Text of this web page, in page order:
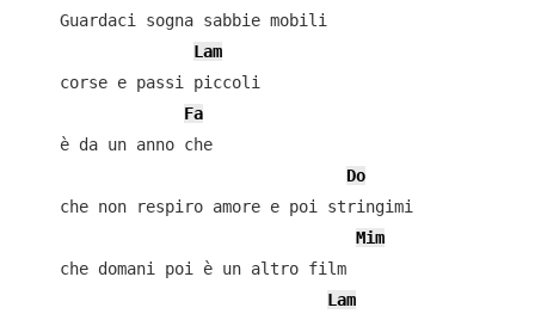
    Guardaci sogna sabbie mobili
Lam
    corse e passi piccoli
Fa
    è da un anno che
Do
    che non respiro amore e poi stringimi
Mim
    che domani poi è un altro film
Lam